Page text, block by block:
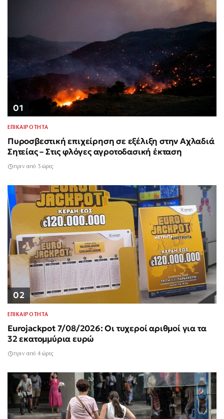
01
ΕΠΙΚΑΙΡΟΤΗΤΑ
Πυροσβεστική επιχείρηση σε εξέλιξη στην Αχλαδιά
Σητείας – Στις φλόγες αγροτοδασική έκταση
πριν από 3 ώρες
02
ΕΠΙΚΑΙΡΟΤΗΤΑ
Eurojackpot 7/08/2026: Οι τυχεροί αριθμοί για τα
32 εκατομμύρια ευρώ
πριν από 4 ώρες